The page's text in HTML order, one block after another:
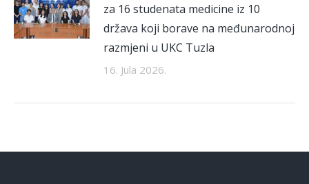
za 16 studenata medicine iz 10
država koji borave na međunarodnoj
razmjeni u UKC Tuzla
16. Jula 2026.